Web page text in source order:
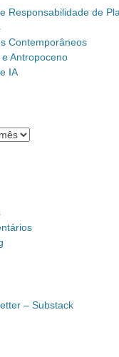
Responsabilidade de
Contemporâneos
Antropoceno
IA
– Substack